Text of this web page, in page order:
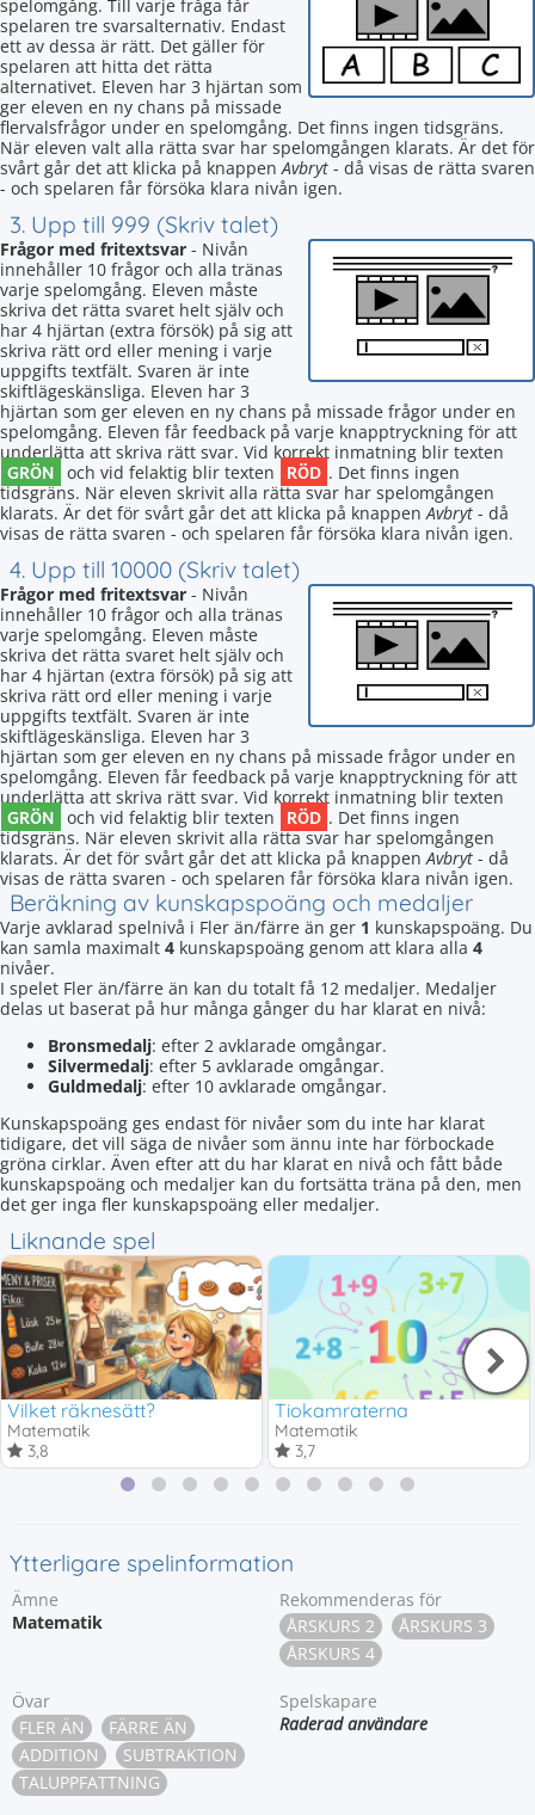
spelomgång. Till varje fråga får
spelaren tre svarsalternativ. Endast
ett av dessa är rätt. Det gäller för
spelaren att hitta det rätta
alternativet. Eleven har 3 hjärtan som
ger eleven en ny chans på missade
flervalsfrågor under en spelomgång. Det finns ingen tidsgräns.
När eleven valt alla rätta svar har spelomgången klarats. Är det för
svårt går det att klicka på knappenAvbryt - då visas de rätta svaren
- och spelaren får försöka klara nivån igen.
3. Upp till 999 (Skriv talet)
Frågor med fritextsvar - Nivån
innehåller 10 frågor och alla tränas
varje spelomgång. Eleven måste
skriva det rätta svaret helt själv och
har 4 hjärtan (extra försök) på sig att
skriva rätt ord eller mening i varje
uppgifts textfält. Svaren är inte
skiftlägeskänsliga. Eleven har 3
hjärtan som ger eleven en ny chans på missade frågor under en
spelomgång. Eleven får feedback på varje knapptryckning för att
underlätta att skriva rätt svar. Vid korrekt inmatning blir texten
GRÖN och vid felaktig blir texten RÖD . Det finns ingen
tidsgräns. När eleven skrivit alla rätta svar har spelomgången
klarats. Är det för svårt går det att klicka på knappenAvbryt - då
visas de rätta svaren - och spelaren får försöka klara nivån igen.
4. Upp till 10000 (Skriv talet)
Frågor med fritextsvar - Nivån
innehåller 10 frågor och alla tränas
varje spelomgång. Eleven måste
skriva det rätta svaret helt själv och
har 4 hjärtan (extra försök) på sig att
skriva rätt ord eller mening i varje
uppgifts textfält. Svaren är inte
skiftlägeskänsliga. Eleven har 3
hjärtan som ger eleven en ny chans på missade frågor under en
spelomgång. Eleven får feedback på varje knapptryckning för att
underlätta att skriva rätt svar. Vid korrekt inmatning blir texten
GRÖN och vid felaktig blir texten RÖD . Det finns ingen
tidsgräns. När eleven skrivit alla rätta svar har spelomgången
klarats. Är det för svårt går det att klicka på knappenAvbryt - då
visas de rätta svaren - och spelaren får försöka klara nivån igen.
Beräkning av kunskapspoäng och medaljer
Varje avklarad spelnivå i Fler än/färre än ger 1 kunskapspoäng. Du
kan samla maximalt 4 kunskapspoäng genom att klara alla 4
nivåer.
I spelet Fler än/färre än kan du totalt få 12 medaljer. Medaljer
delas ut baserat på hur många gånger du har klarat en nivå:
Bronsmedalj: efter 2 avklarade omgångar.
Silvermedalj: efter 5 avklarade omgångar.
Guldmedalj: efter 10 avklarade omgångar.
Kunskapspoäng ges endast för nivåer som du inte har klarat
tidigare, det vill säga de nivåer som ännu inte har förbockade
gröna cirklar. Även efter att du har klarat en nivå och fått både
kunskapspoäng och medaljer kan du fortsätta träna på den, men
det ger inga fler kunskapspoäng eller medaljer.
Liknande spel
Vilket räknesätt?
Matematik
3,8
Tiokamraterna
Matematik
3,7
Ytterligare spelinformation
Ämne
Matematik
Rekommenderas för
ÅRSKURS 2
ÅRSKURS 3
ÅRSKURS 4
Övar
FLER ÄN
FÄRRE ÄN
ADDITION
SUBTRAKTION
TALUPPFATTNING
Spelskapare
Raderad användare